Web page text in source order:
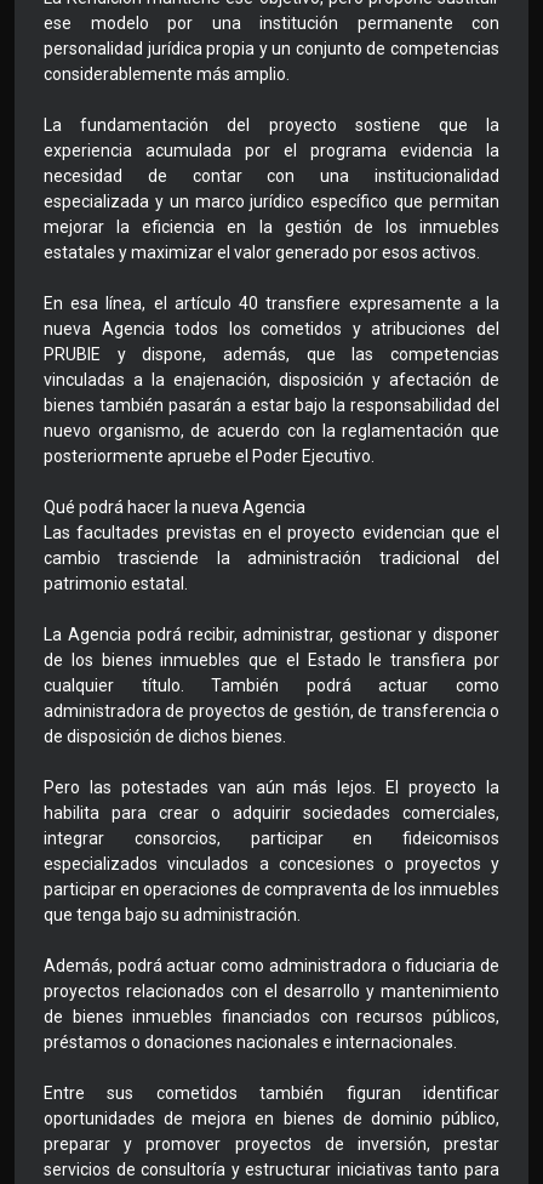
ese modelo por una institución permanente con
personalidad jurídica propia y un conjunto de competencias
considerablemente más amplio.
La fundamentación del proyecto sostiene que la
experiencia acumulada por el programa evidencia la
necesidad de contar con una institucionalidad
especializada y un marco jurídico específico que permitan
mejorar la eficiencia en la gestión de los inmuebles
estatales y maximizar el valor generado por esos activos.
En esa línea, el artículo 40 transfiere expresamente a la
nueva Agencia todos los cometidos y atribuciones del
PRUBIE y dispone, además, que las competencias
vinculadas a la enajenación, disposición y afectación de
bienes también pasarán a estar bajo la responsabilidad del
nuevo organismo, de acuerdo con la reglamentación que
posteriormente apruebe el Poder Ejecutivo.
Qué podrá hacer la nueva Agencia
Las facultades previstas en el proyecto evidencian que el
cambio trasciende la administración tradicional del
patrimonio estatal.
La Agencia podrá recibir, administrar, gestionar y disponer
de los bienes inmuebles que el Estado le transfiera por
cualquier título. También podrá actuar como
administradora de proyectos de gestión, de transferencia o
de disposición de dichos bienes.
Pero las potestades van aún más lejos. El proyecto la
habilita para crear o adquirir sociedades comerciales,
integrar consorcios, participar en fideicomisos
especializados vinculados a concesiones o proyectos y
participar en operaciones de compraventa de los inmuebles
que tenga bajo su administración.
Además, podrá actuar como administradora o fiduciaria de
proyectos relacionados con el desarrollo y mantenimiento
de bienes inmuebles financiados con recursos públicos,
préstamos o donaciones nacionales e internacionales.
Entre sus cometidos también figuran identificar
oportunidades de mejora en bienes de dominio público,
preparar y promover proyectos de inversión, prestar
servicios de consultoría y estructurar iniciativas tanto para